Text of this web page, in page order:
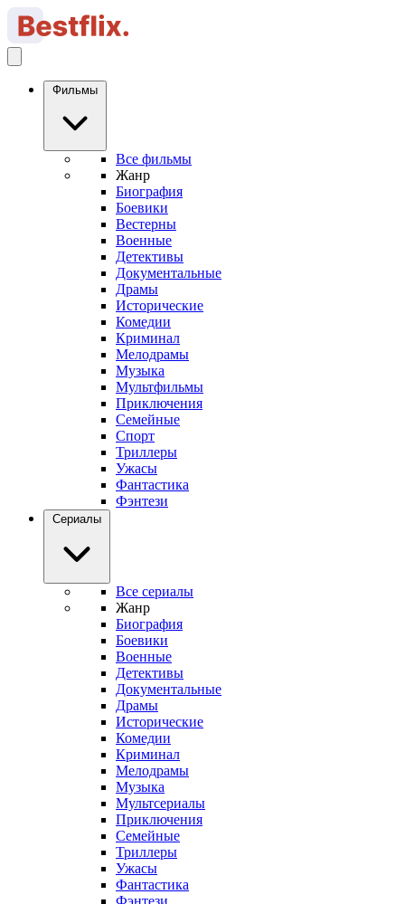
Фильмы
Все фильмы
Жанр
Биография
Боевики
Вестерны
Военные
Детективы
Документальные
Драмы
Исторические
Комедии
Криминал
Мелодрамы
Музыка
Мультфильмы
Приключения
Семейные
Спорт
Триллеры
Ужасы
Фантастика
Фэнтези
Сериалы
Все сериалы
Жанр
Биография
Боевики
Военные
Детективы
Документальные
Драмы
Исторические
Комедии
Криминал
Мелодрамы
Музыка
Мультсериалы
Приключения
Семейные
Триллеры
Ужасы
Фантастика
Фэнтези